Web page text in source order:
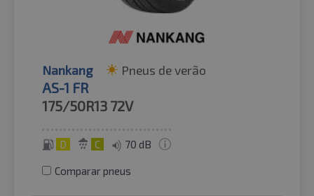
Nankang Pneus de verão
AS-1 FR
175/50R13 72V
D C 70 dB
Comparar pneus